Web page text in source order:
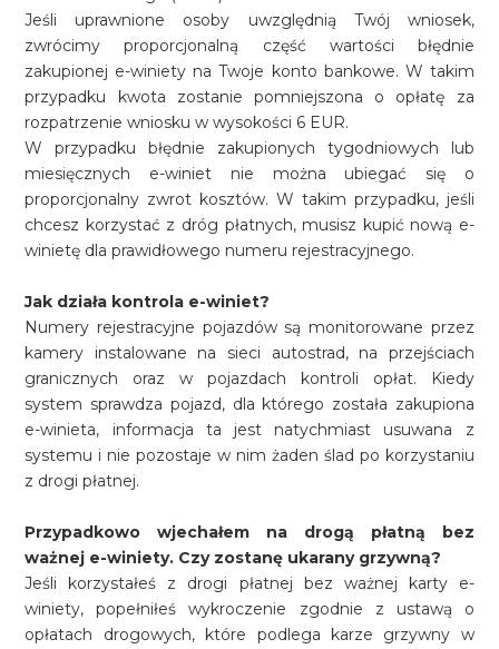
Jeśli uprawnione osoby uwzględnią Twój wniosek,
zwrócimy proporcjonalną część wartości błędnie
zakupionej e-winiety na Twoje konto bankowe. W takim
przypadku kwota zostanie pomniejszona o opłatę za
rozpatrzenie wniosku w wysokości 6 EUR.
W przypadku błędnie zakupionych tygodniowych lub
miesięcznych e-winiet nie można ubiegać się o
proporcjonalny zwrot kosztów. W takim przypadku, jeśli
chcesz korzystać z dróg płatnych, musisz kupić nową e-
winietę dla prawidłowego numeru rejestracyjnego.
Jak działa kontrola e-winiet?
Numery rejestracyjne pojazdów są monitorowane przez
kamery instalowane na sieci autostrad, na przejściach
granicznych oraz w pojazdach kontroli opłat. Kiedy
system sprawdza pojazd, dla którego została zakupiona
e-winieta, informacja ta jest natychmiast usuwana z
systemu i nie pozostaje w nim żaden ślad po korzystaniu
z drogi płatnej.
Przypadkowo wjechałem na drogą płatną bez
ważnej e-winiety. Czy zostanę ukarany grzywną?
Jeśli korzystałeś z drogi płatnej bez ważnej karty e-
winiety, popełniłeś wykroczenie zgodnie z ustawą o
opłatach drogowych, które podlega karze grzywny w